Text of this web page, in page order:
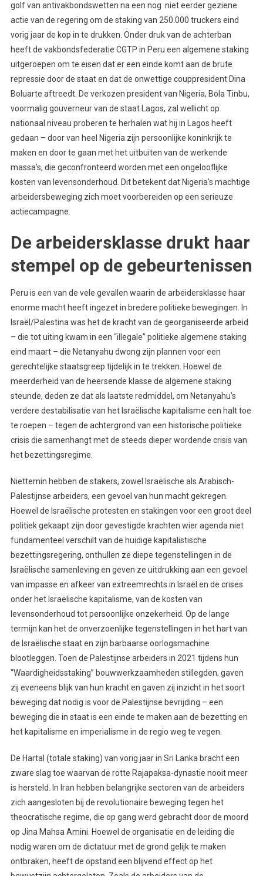
golf van antivakbondswetten na een nog niet eerder geziene
actie van de regering om de staking van 250.000 truckers eind
vorig jaar de kop in te drukken. Onder druk van de achterban
heeft de vakbondsfederatie CGTP in Peru een algemene staking
uitgeroepen om te eisen dat er een einde komt aan de brute
repressie door de staat en dat de onwettige couppresident Dina
Boluarte aftreedt. De verkozen president van Nigeria, Bola Tinbu,
voormalig gouverneur van de staat Lagos, zal wellicht op
nationaal niveau proberen te herhalen wat hij in Lagos heeft
gedaan – door van heel Nigeria zijn persoonlijke koninkrijk te
maken en door te gaan met het uitbuiten van de werkende
massa’s, die geconfronteerd worden met een ongelooflijke
kosten van levensonderhoud. Dit betekent dat Nigeria’s machtige
arbeidersbeweging zich moet voorbereiden op een serieuze
actiecampagne.
De arbeidersklasse drukt haar
stempel op de gebeurtenissen
Peru is een van de vele gevallen waarin de arbeidersklasse haar
enorme macht heeft ingezet in bredere politieke bewegingen. In
Israël/Palestina was het de kracht van de georganiseerde arbeid
– die tot uiting kwam in een “illegale” politieke algemene staking
eind maart – die Netanyahu dwong zijn plannen voor een
gerechtelijke staatsgreep tijdelijk in te trekken. Hoewel de
meerderheid van de heersende klasse de algemene staking
steunde, deden ze dat als laatste redmiddel, om Netanyahu’s
verdere destabilisatie van het Israëlische kapitalisme een halt toe
te roepen – tegen de achtergrond van een historische politieke
crisis die samenhangt met de steeds dieper wordende crisis van
het bezettingsregime.
Niettemin hebben de stakers, zowel Israëlische als Arabisch-
Palestijnse arbeiders, een gevoel van hun macht gekregen.
Hoewel de Israëlische protesten en stakingen voor een groot deel
politiek gekaapt zijn door gevestigde krachten wier agenda niet
fundamenteel verschilt van de huidige kapitalistische
bezettingsregering, onthullen ze diepe tegenstellingen in de
Israëlische samenleving en geven ze uitdrukking aan een gevoel
van impasse en afkeer van extreemrechts in Israël en de crises
onder het Israëlische kapitalisme, van de kosten van
levensonderhoud tot persoonlijke onzekerheid. Op de lange
termijn kan het de onverzoenlijke tegenstellingen in het hart van
de Israëlische staat en zijn barbaarse oorlogsmachine
blootleggen. Toen de Palestijnse arbeiders in 2021 tijdens hun
“Waardigheidsstaking” bouwwerkzaamheden stillegden, gaven
zij eveneens blijk van hun kracht en gaven zij inzicht in het soort
beweging dat nodig is voor de Palestijnse bevrijding – een
beweging die in staat is een einde te maken aan de bezetting en
het kapitalisme en imperialisme in de regio weg te vegen.
De Hartal (totale staking) van vorig jaar in Sri Lanka bracht een
zware slag toe waarvan de rotte Rajapaksa-dynastie nooit meer
is hersteld. In Iran hebben belangrijke sectoren van de arbeiders
zich aangesloten bij de revolutionaire beweging tegen het
theocratische regime, die op gang werd gebracht door de moord
op Jina Mahsa Amini. Hoewel de organisatie en de leiding die
nodig waren om de dictatuur met de grond gelijk te maken
ontbraken, heeft de opstand een blijvend effect op het